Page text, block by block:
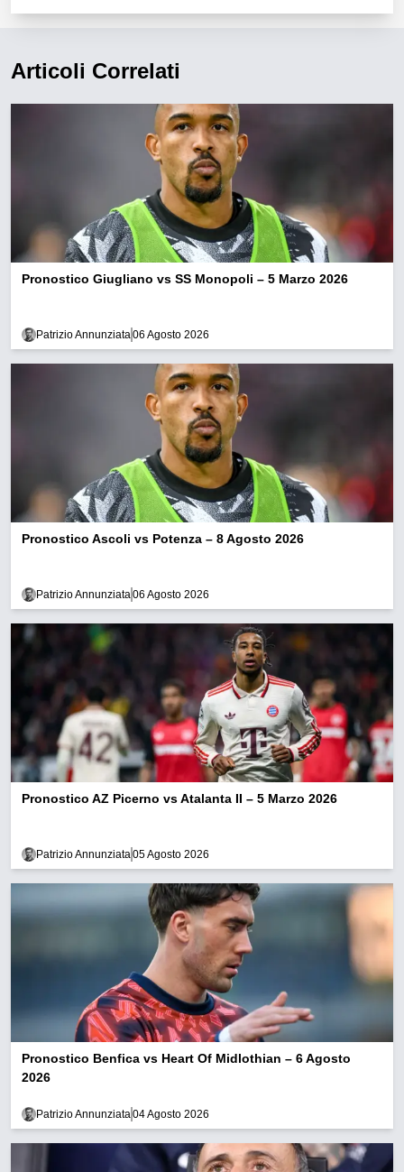
Articoli Correlati
Pronostico Giugliano vs SS Monopoli – 5 Marzo 2026
Patrizio Annunziata06 Agosto 2026
Pronostico Ascoli vs Potenza – 8 Agosto 2026
Patrizio Annunziata06 Agosto 2026
Pronostico AZ Picerno vs Atalanta II – 5 Marzo 2026
Patrizio Annunziata05 Agosto 2026
Pronostico Benfica vs Heart Of Midlothian – 6 Agosto
2026
Patrizio Annunziata04 Agosto 2026